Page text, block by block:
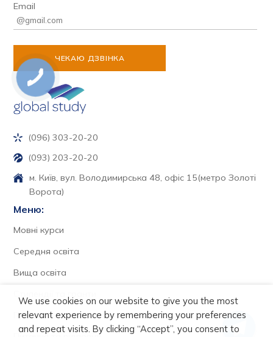
(096) 303-20-20
(093) 203-20-20
м. Київ, вул. Володимирська 48, офіс 15(метро Золоті
Ворота)
Меню:
Мовні курси
Середня освіта
Вища освіта
Про нас
Email
We use cookies on our website to give you the most
relevant experience by remembering your preferences
and repeat visits. By clicking “Accept”, you consent to